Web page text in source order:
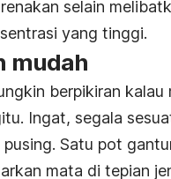
selain
yang tinggi.
mudah
berpikiran
Ingat, segala
pusing. Satu pot
mata di tepian